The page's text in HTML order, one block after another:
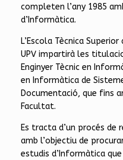
completen l’any 1985
d’Informàtica.
L’Escola Tècnica
UPV impartirà les
Enginyer Tècnic en
en Informàtica de
Documentació, que fins
Facultat.
Es tracta d’un procés
amb l’objectiu de
estudis d’Informàtica